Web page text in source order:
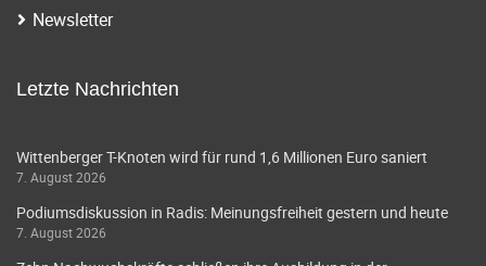
Newsletter
Letzte Nachrichten
Wittenberger T-Knoten wird für rund 1,6 Millionen Euro saniert
7. August 2026
Podiumsdiskussion in Radis: Meinungsfreiheit gestern und heute
7. August 2026